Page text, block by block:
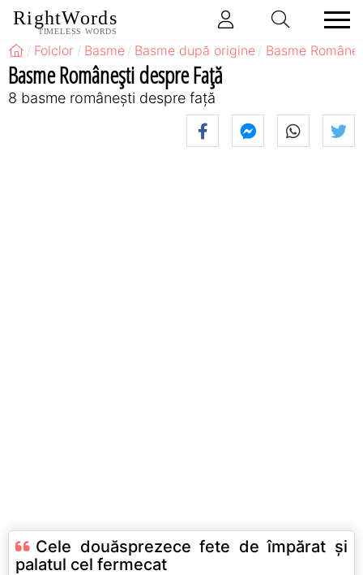
RightWords
TIMELESS WORDS
Folclor Basme Basme după origine Basme
Basme Româneşti despre Față
8 basme româneşti despre față
Cele douăsprezece fete de împărat şi
palatul cel fermecat